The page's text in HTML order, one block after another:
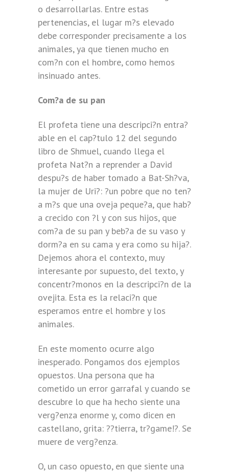
o desarrollarlas. Entre estas
pertenencias, el lugar m?s elevado
debe corresponder precisamente a los
animales, ya que tienen mucho en
com?n con el hombre, como hemos
insinuado antes.
Com?a de su pan
El profeta tiene una descripci?n entra?
able en el cap?tulo 12 del segundo
libro de Shmuel, cuando llega el
profeta Nat?n a reprender a David
despu?s de haber tomado a Bat-Sh?va,
la mujer de Uri?: ?un pobre que no ten?
a m?s que una oveja peque?a, que hab?
a crecido con ?l y con sus hijos, que
com?a de su pan y beb?a de su vaso y
dorm?a en su cama y era como su hija?.
Dejemos ahora el contexto, muy
interesante por supuesto, del texto, y
concentr?monos en la descripci?n de la
ovejita. Esta es la relaci?n que
esperamos entre el hombre y los
animales.
En este momento ocurre algo
inesperado. Pongamos dos ejemplos
opuestos. Una persona que ha
cometido un error garrafal y cuando se
descubre lo que ha hecho siente una
verg?enza enorme y, como dicen en
castellano, grita: ??tierra, tr?game!?. Se
muere de verg?enza.
O, un caso opuesto, en que siente una